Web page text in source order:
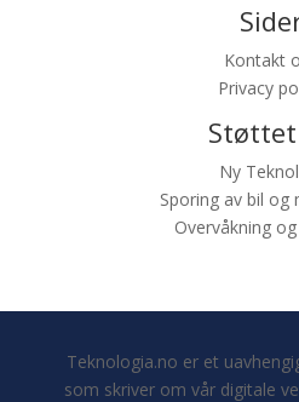
Kontakt
Privacy
Ny
Sporing av bil og
Overvåkning
Teknologia.no er et
som skriver om vår digitale